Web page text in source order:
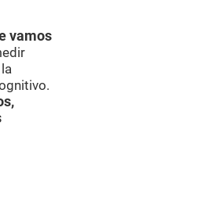
vamos